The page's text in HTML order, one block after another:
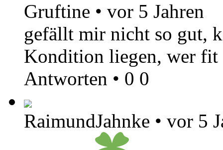
Gruftine • vor 5 Jahren
gefällt mir nicht so gut,
Kondition liegen, wer fit
Antworten • 0 0
RaimundJahnke • vor 5